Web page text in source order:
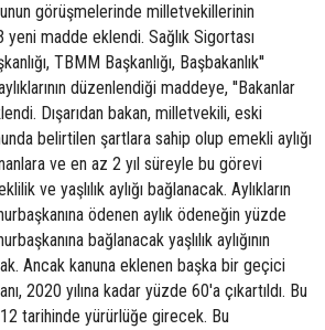
görüşmelerinde milletvekillerinin
madde eklendi. Sağlık Sigortası
TBMM Başkanlığı, Başbakanlık''
düzenlendiği maddeye, ''Bakanlar
Dışarıdan bakan, milletvekili, eski
belirtilen şartlara sahip olup emekli aylığı
ve en az 2 yıl süreyle bu görevi
ve yaşlılık aylığı bağlanacak. Aylıkların
ödenen aylık ödeneğin yüzde
bağlanacak yaşlılık aylığının
Ancak kanuna eklenen başka bir geçici
2020 yılına kadar yüzde 60'a çıkartıldı. Bu
tarihinde yürürlüğe girecek. Bu